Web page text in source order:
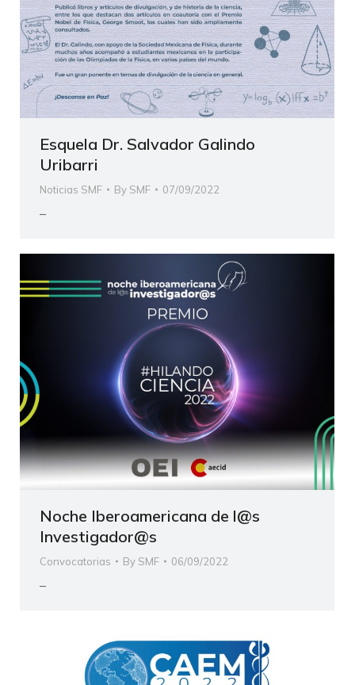
Esquela Dr. Salvador Galindo
Uribarri
Noticias SMF By SMF 07/09/2022
–
Noche Iberoamericana de l@s
Investigador@s
Convocatorias By SMF 06/09/2022
–